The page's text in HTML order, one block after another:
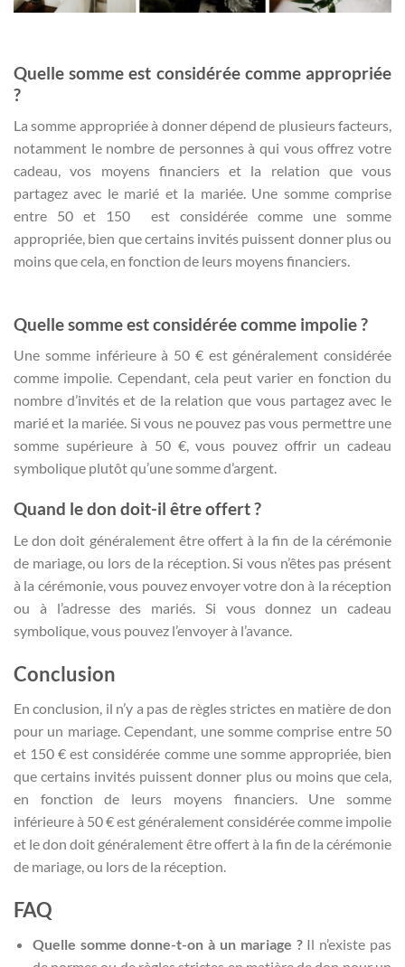
Quelle somme est considérée comme appropriée
?
La somme appropriée à donner dépend de plusieurs facteurs,
notamment le nombre de personnes à qui vous offrez votre
cadeau, vos moyens financiers et la relation que vous
partagez avec le marié et la mariée. Une somme comprise
entre 50 et 150  est considérée comme une somme
appropriée, bien que certains invités puissent donner plus ou
moins que cela, en fonction de leurs moyens financiers.
Quelle somme est considérée comme impolie ?
Une somme inférieure à 50 € est généralement considérée
comme impolie. Cependant, cela peut varier en fonction du
nombre d’invités et de la relation que vous partagez avec le
marié et la mariée. Si vous ne pouvez pas vous permettre une
somme supérieure à 50 €, vous pouvez offrir un cadeau
symbolique plutôt qu’une somme d’argent.
Quand le don doit-il être offert ?
Le don doit généralement être offert à la fin de la cérémonie
de mariage, ou lors de la réception. Si vous n’êtes pas présent
à la cérémonie, vous pouvez envoyer votre don à la réception
ou à l’adresse des mariés. Si vous donnez un cadeau
symbolique, vous pouvez l’envoyer à l’avance.
Conclusion
En conclusion, il n’y a pas de règles strictes en matière de don
pour un mariage. Cependant, une somme comprise entre 50
et 150 € est considérée comme une somme appropriée, bien
que certains invités puissent donner plus ou moins que cela,
en fonction de leurs moyens financiers. Une somme
inférieure à 50 € est généralement considérée comme impolie
et le don doit généralement être offert à la fin de la cérémonie
de mariage, ou lors de la réception.
FAQ
Quelle somme donne-t-on à un mariage ?Il n’existe pas